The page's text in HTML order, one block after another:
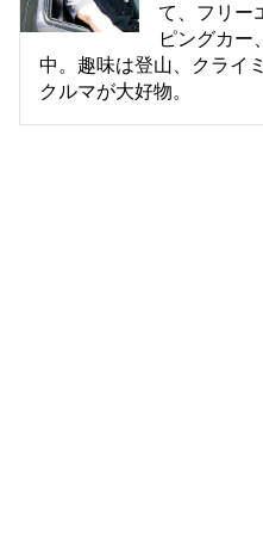
て、フリー
ピングカー
中。趣味は登山、クライ
クルマが大好物。